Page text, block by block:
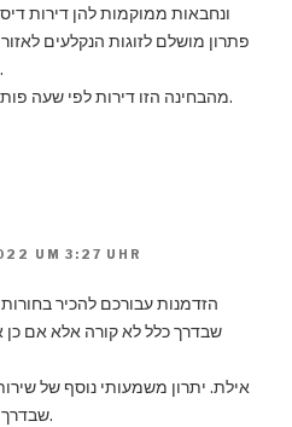
ונחבאות ממוקמות להן דירות
פתרון מושלם לזוגות הנקלעים
ושקט למספר שעות.
מהבחינה הזו דירות לפי שעה פותרות לכם את הבעיה.
UM 3:27 UHR
הזדמנות עבורכם להכיר
שבדרך כלל לא קורה אלא אם
אילת. יתרון משמעותי נוסף של
שבדרך כלל משתלם לכולם.